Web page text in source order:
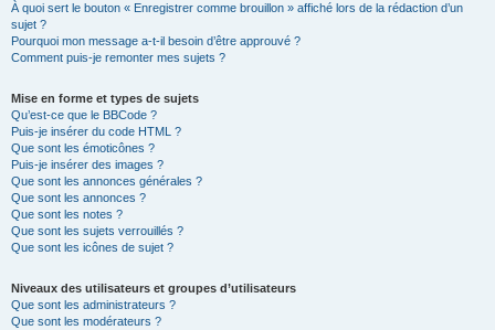
À quoi sert le bouton « Enregistrer comme brouillon » affiché lors de la rédaction d’un
sujet ?
Pourquoi mon message a-t-il besoin d’être approuvé ?
Comment puis-je remonter mes sujets ?
Mise en forme et types de sujets
Qu’est-ce que le BBCode ?
Puis-je insérer du code HTML ?
Que sont les émoticônes ?
Puis-je insérer des images ?
Que sont les annonces générales ?
Que sont les annonces ?
Que sont les notes ?
Que sont les sujets verrouillés ?
Que sont les icônes de sujet ?
Niveaux des utilisateurs et groupes d’utilisateurs
Que sont les administrateurs ?
Que sont les modérateurs ?